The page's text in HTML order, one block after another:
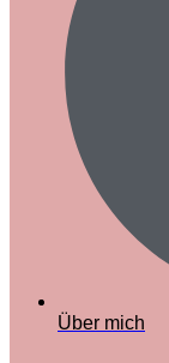
Über mich